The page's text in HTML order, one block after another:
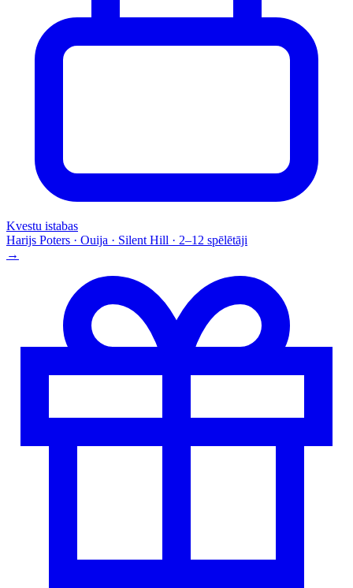
Kvestu istabas
Harijs Poters · Ouija · Silent Hill · 2–12 spēlētāji
→